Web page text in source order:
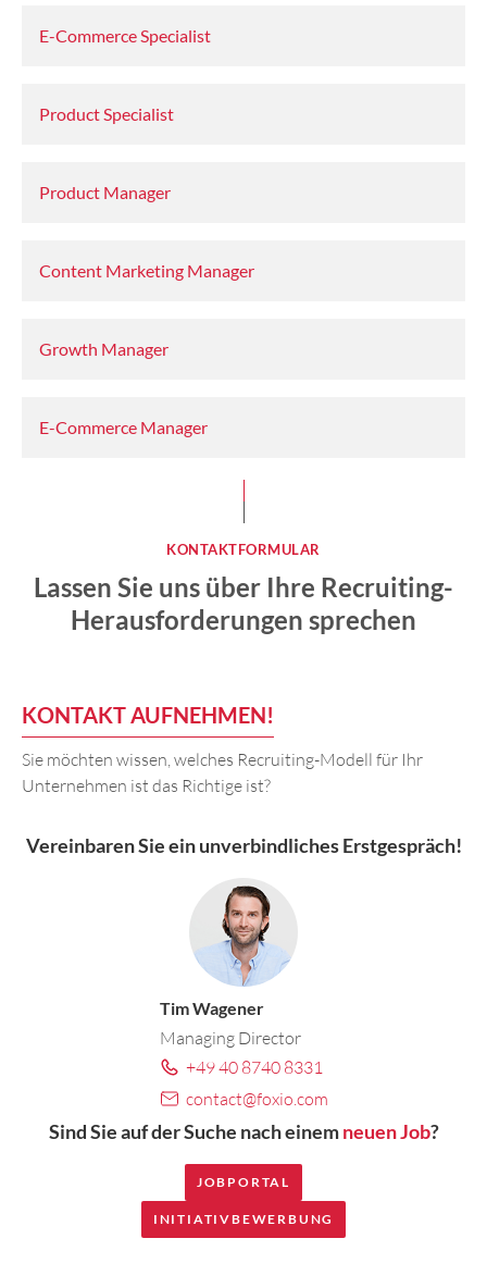
E-Commerce Specialist
Product Specialist
Product Manager
Content Marketing Manager
Growth Manager
E-Commerce Manager
KONTAKTFORMULAR
Lassen Sie uns über Ihre Recruiting-
Herausforderungen sprechen
KONTAKT AUFNEHMEN!
Sie möchten wissen, welches Recruiting-Modell für Ihr
Unternehmen ist das Richtige ist?
Vereinbaren Sie einunverbindliches Erstgespräch!
Tim Wagener
Managing Director
+49 40 8740 8331
contact@foxio.com
Sind Sie auf der Suche nach einemneuen Job?
JOBPORTAL
INITIATIVBEWERBUNG